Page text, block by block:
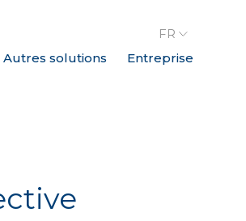
Autres solutions Entreprise
FR